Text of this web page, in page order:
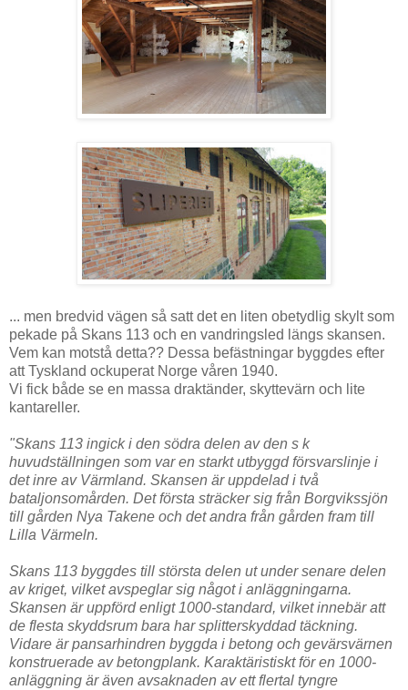
... men bredvid vägen så satt det en liten obetydlig skylt som
pekade på Skans 113 och en vandringsled längs skansen.
Vem kan motstå detta?? Dessa befästningar byggdes efter
att Tyskland ockuperat Norge våren 1940.
Vi fick både se en massa draktänder, skyttevärn och lite
kantareller.
"Skans 113 ingick i den södra delen av den s k
huvudställningen som var en starkt utbyggd försvarslinje i
det inre av Värmland. Skansen är uppdelad i två
bataljonsomården. Det första sträcker sig från Borgvikssjön
till gården Nya Takene och det andra från gården fram till
Lilla Värmeln.
Skans 113 byggdes till största delen ut under senare delen
av kriget, vilket avspeglar sig något i anläggningarna.
Skansen är uppförd enligt 1000-standard, vilket innebär att
de flesta skyddsrum bara har splitterskyddad täckning.
Vidare är pansarhindren byggda i betong och gevärsvärnen
konstruerade av betongplank. Karaktäristiskt för en 1000-
anläggning är även avsaknaden av ett flertal tyngre